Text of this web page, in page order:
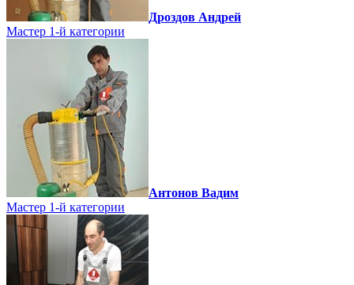
Дроздов Андрей
Мастер 1-й категории
Антонов Вадим
Мастер 1-й категории